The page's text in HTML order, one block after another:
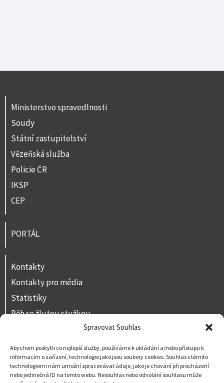
Spravovat Souhlas
Abychom poskytli co nejlepší služby, používáme k ukládání a/nebo přístupu k
informacím o zařízení, technologie jako jsou soubory cookies. Souhlas s těmito
technologiemi nám umožní zpracovávat údaje, jako je chování při procházení
nebo jedinečná ID na tomto webu. Nesouhlas nebo odvolání souhlasu může
Ministerstvo spravedlnosti
Soudy
Státní zastupitelství
Vězeňská služba
Policie ČR
IKSP
CEP
PORTÁL
Kontakty
Kontakty pro média
Statistiky
Běh se žlutou stužkou
Prohlášení o přístupnosti
Napište nám